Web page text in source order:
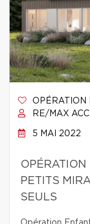
OPÉRATION
RE/MAX
5 MAI 2022
PETITS
SEULS